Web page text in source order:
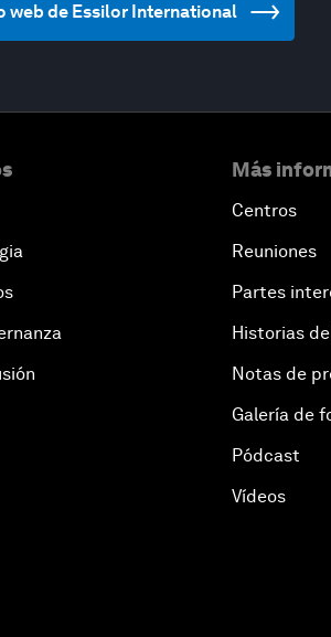
web de Essilor International
Más
Centros
Reuniones
Partes
Historias
Notas de
Galería de
Pódcast
Vídeos